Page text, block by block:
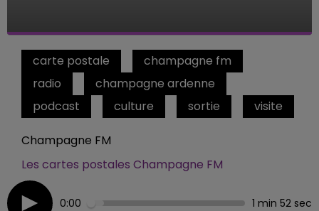
carte postale
champagne fm
radio
champagne ardenne
podcast
culture sortie visite
Champagne FM
Les cartes postales Champagne FM
0:00 1 min 52 sec